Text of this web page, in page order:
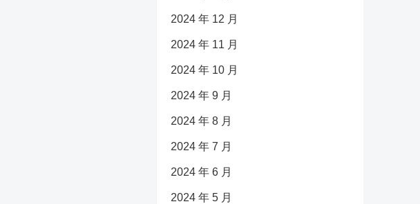
2024 年 12 月
2024 年 11 月
2024 年 10 月
2024 年 9 月
2024 年 8 月
2024 年 7 月
2024 年 6 月
2024 年 5 月